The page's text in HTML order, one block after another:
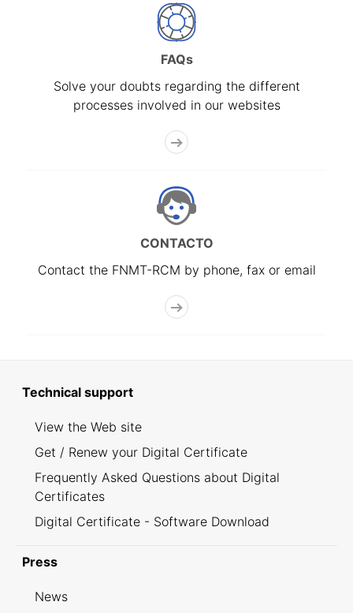
FAQs
Solve your doubts regarding the different
processes involved in our websites
CONTACTO
Contact the FNMT-RCM by phone, fax or email
Technical support
View the Web site
Get / Renew your Digital Certificate
Frequently Asked Questions about Digital
Certificates
Digital Certificate - Software Download
Press
News